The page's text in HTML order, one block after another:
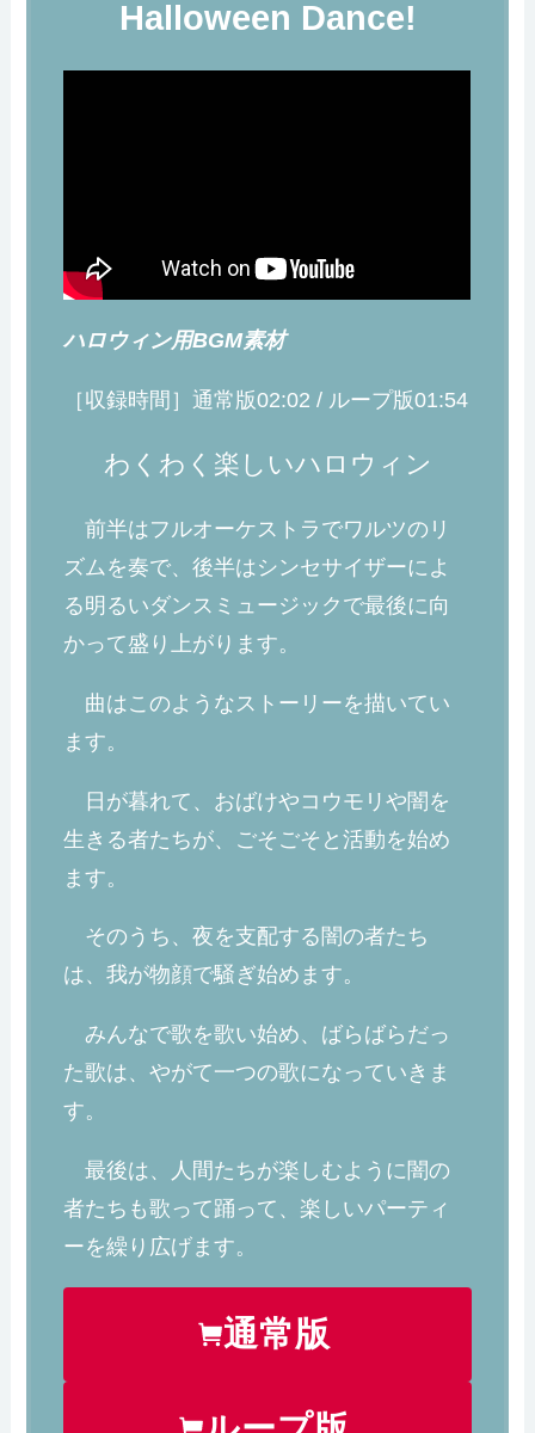
Halloween Dance!
ハロウィン用BGM素材
［収録時間］通常版02:02 / ループ版01:54
わくわく楽しいハロウィン
前半はフルオーケストラでワルツのリ
ズムを奏で、後半はシンセサイザーによ
る明るいダンスミュージックで最後に向
かって盛り上がります。
曲はこのようなストーリーを描いてい
ます。
日が暮れて、おばけやコウモリや闇を
生きる者たちが、ごそごそと活動を始め
ます。
そのうち、夜を支配する闇の者たち
は、我が物顔で騒ぎ始めます。
みんなで歌を歌い始め、ばらばらだっ
た歌は、やがて一つの歌になっていきま
す。
最後は、人間たちが楽しむように闇の
者たちも歌って踊って、楽しいパーティ
ーを繰り広げます。
通常版